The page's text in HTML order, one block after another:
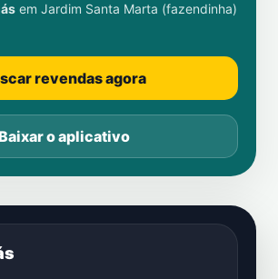
em Jardim Santa Marta (fazendinha)
revendas agora
o aplicativo